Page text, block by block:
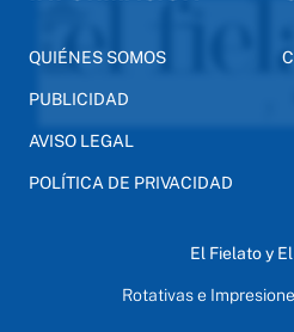
QUIÉNES SOMOS
PUBLICIDAD
AVISO LEGAL
POLÍTICA DE PRIVACIDAD
El Fielato y
Rotativas e